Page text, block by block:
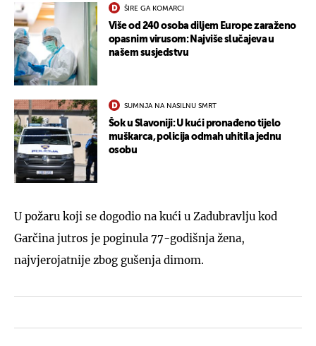
ŠIRE GA KOMARCI
Više od 240 osoba diljem Europe zaraženo
opasnim virusom: Najviše slučajeva u
našem susjedstvu
SUMNJA NA NASILNU SMRT
Šok u Slavoniji: U kući pronađeno tijelo
muškarca, policija odmah uhitila jednu
osobu
U požaru koji se dogodio na kući u Zadubravlju kod
Garčina jutros je poginula 77-godišnja žena,
najvjerojatnije zbog gušenja dimom.